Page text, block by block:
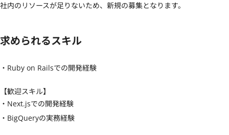
社内のリソースが足りないため、新規の募集となります。
求められるスキル
・Ruby on Railsでの開発経験
【歓迎スキル】
・Next.jsでの開発経験
・BigQueryの実務経験